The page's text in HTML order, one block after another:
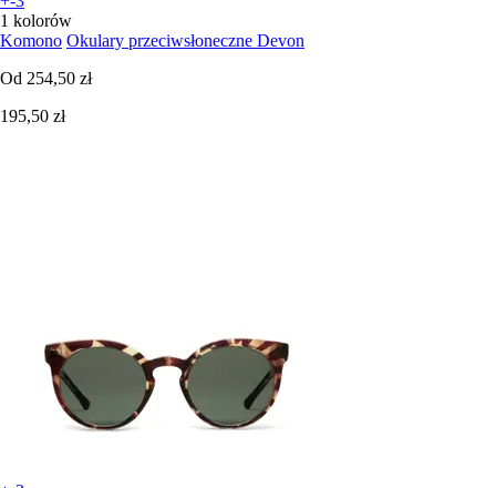
1 kolorów
Komono Okulary przeciwsłoneczne Devon
Od 254,50 zł
195,50 zł